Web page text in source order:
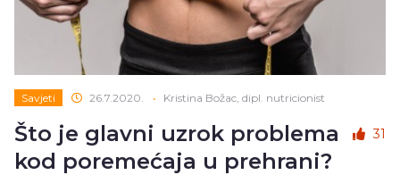
Savjeti 26.7.2020. • Kristina Božac, dipl. nutricionist
Što je glavni uzrok problema
kod poremećaja u prehrani?
31